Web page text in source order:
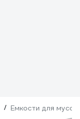
/ Емкости для